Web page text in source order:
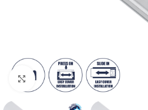
Κλικ για μεγέθυνση